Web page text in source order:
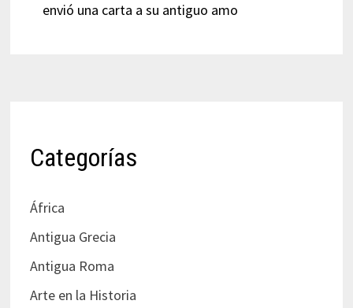
envió una carta a su antiguo amo
Categorías
África
Antigua Grecia
Antigua Roma
Arte en la Historia